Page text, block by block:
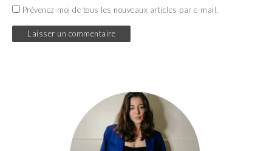
Prévenez-moi de tous les nouveaux articles par e-mail.